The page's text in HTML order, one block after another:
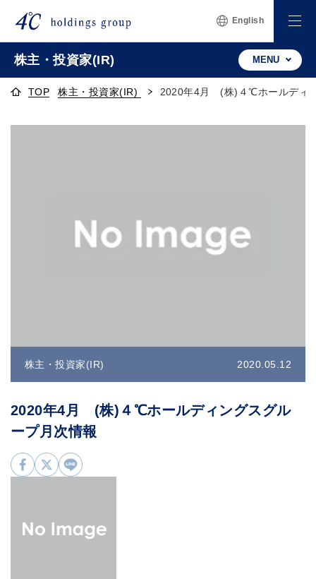
English
株主・投資家(IR) MENU
TOP 株主・投資家(IR) 2020年4月 (株)４℃ホールディ
株主・投資家(IR) 2020.05.12
2020年4月 (株)４℃ホールディングスグル
ープ月次情報